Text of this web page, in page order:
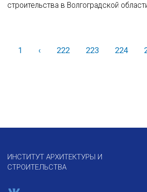
строительства в Волгоградской
1 ‹Назад222 223 224
ИНСТИТУТ АРХИТЕКТУРЫ И
СТРОИТЕЛЬСТВА